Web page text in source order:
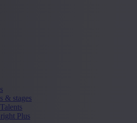
& stages
Plus